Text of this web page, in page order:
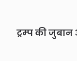
ट्रम्प की जुबान